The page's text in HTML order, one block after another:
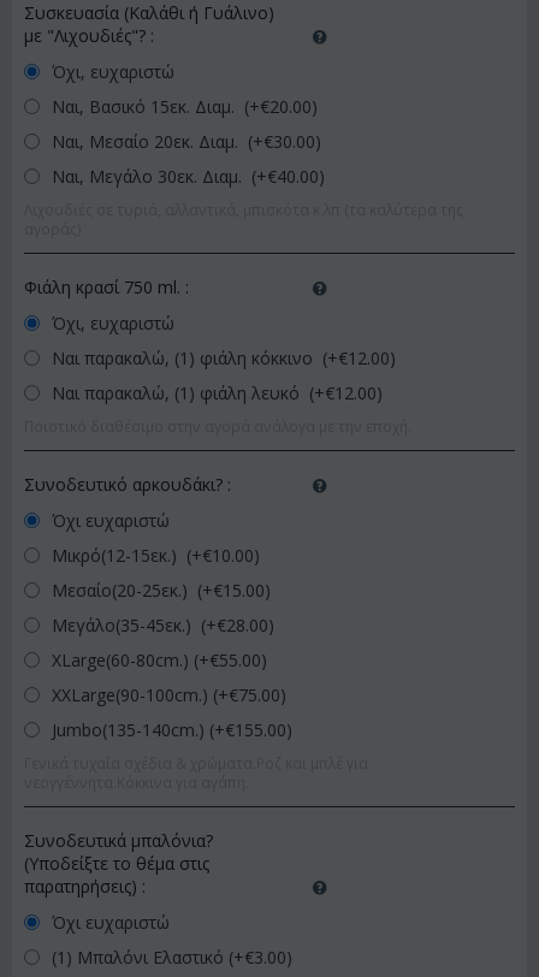
Συσκευασία (Καλάθι ή Γυάλινο)
με "Λιχουδιές"? :
Όχι, ευχαριστώ
Ναι, Βασικό 15εκ. Διαμ. (+€20.00)
Ναι, Μεσαίο 20εκ. Διαμ. (+€30.00)
Ναι, Μεγάλο 30εκ. Διαμ. (+€40.00)
Φιάλη κρασί 750 ml. :
Όχι, ευχαριστώ
Ναι παρακαλώ, (1) φιάλη κόκκινο (+€12.00)
Ναι παρακαλώ, (1) φιάλη λευκό (+€12.00)
Συνοδευτικό αρκουδάκι? :
Όχι ευχαριστώ
Μικρό(12-15εκ.) (+€10.00)
Μεσαίο(20-25εκ.) (+€15.00)
Μεγάλο(35-45εκ.) (+€28.00)
XLarge(60-80cm.) (+€55.00)
XXLarge(90-100cm.) (+€75.00)
Jumbo(135-140cm.) (+€155.00)
Συνοδευτικά μπαλόνια?
(Υποδείξτε το θέμα στις
παρατηρήσεις) :
Όχι ευχαριστώ
(1) Μπαλόνι Ελαστικό (+€3.00)